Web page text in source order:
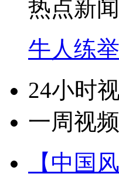
热点新闻
牛人练
24小时
一周视
【中国